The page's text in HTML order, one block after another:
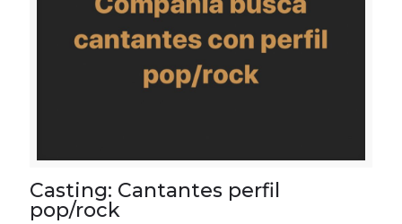
Casting: Cantantes perfil
pop/rock